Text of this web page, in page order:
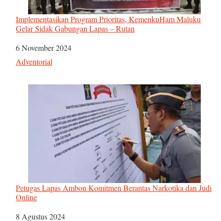
Implementasikan Program Prioritas, KemenkuHam Maluku
Gelar Sidak Gabungan Lapas – Rutan
Tanggal
6 November 2024
Sehubungan dengan
Adventorial
Petugas Lapas Ambon Komitmen Berantas Narkotika dan Judi
Online
Tanggal
8 Agustus 2024